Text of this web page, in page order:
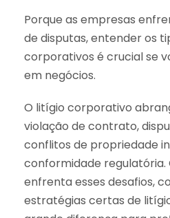
Porque as empresas
de disputas, entender os
corporativos é crucial se
em negócios.
O litígio corporativo
violação de contrato,
conflitos de propriedade
conformidade regulatória.
enfrenta esses desafios,
estratégias certas de